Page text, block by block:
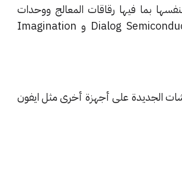
بما فيها رقاقات المعالج ووحدات
معالجة الرسوميات والتي كانت تحصل عليها سابقاً من شركتي Dialog Semiconductor و Imagination
الجديدة على أجهزة أخرى مثل ايفون